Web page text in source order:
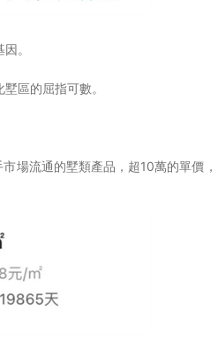
。
區的屈指可數。
場流通的墅類產品，超10萬的單價，